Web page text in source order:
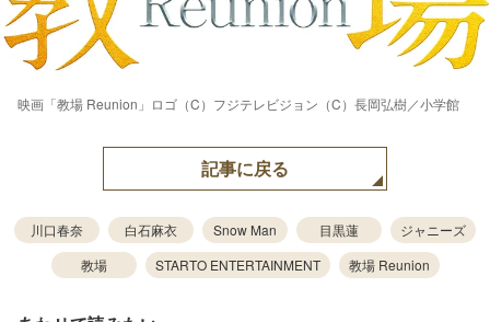
映画「教場 Reunion」ロゴ（C）フジテレビジョン（C）長岡弘樹／小学館
記事に戻る
川口春奈 白石麻衣 Snow Man 目黒蓮
ジャニーズ
教場
STARTO ENTERTAINMENT 教場 Reunion